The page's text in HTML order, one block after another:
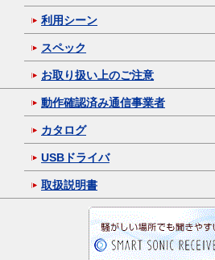
利用シーン
スペック
お取り扱い上のご注意
動作確認済み通信事業者
カタログ
USBドライバ
取扱説明書